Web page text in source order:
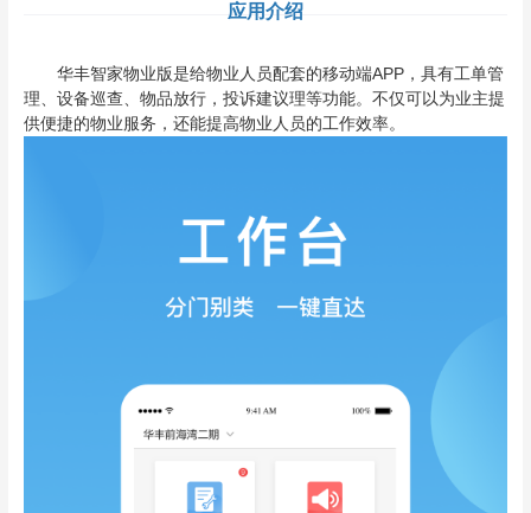
应用介绍
华丰智家物业版是给物业人员配套的移动端APP，具有工单管
理、设备巡查、物品放行，投诉建议理等功能。不仅可以为业主提
供便捷的物业服务，还能提高物业人员的工作效率。